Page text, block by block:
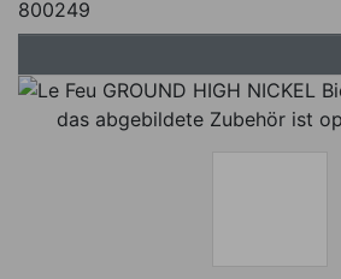
800249
das abgebildete Zubehör ist